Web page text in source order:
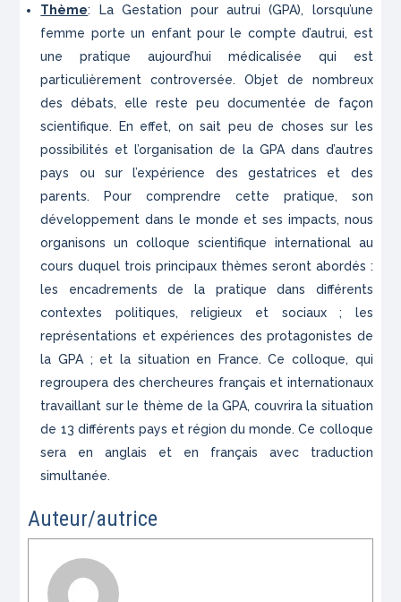
Thème: La Gestation pour autrui (GPA), lorsqu’une
femme porte un enfant pour le compte d’autrui, est
une pratique aujourd’hui médicalisée qui est
particulièrement controversée. Objet de nombreux
des débats, elle reste peu documentée de façon
scientifique. En effet, on sait peu de choses sur les
possibilités et l’organisation de la GPA dans d’autres
pays ou sur l’expérience des gestatrices et des
parents. Pour comprendre cette pratique, son
développement dans le monde et ses impacts, nous
organisons un colloque scientifique international au
cours duquel trois principaux thèmes seront abordés :
les encadrements de la pratique dans différents
contextes politiques, religieux et sociaux ; les
représentations et expériences des protagonistes de
la GPA ; et la situation en France. Ce colloque, qui
regroupera des chercheures français et internationaux
travaillant sur le thème de la GPA, couvrira la situation
de 13 différents pays et région du monde. Ce colloque
sera en anglais et en français avec traduction
simultanée.
Auteur/autrice